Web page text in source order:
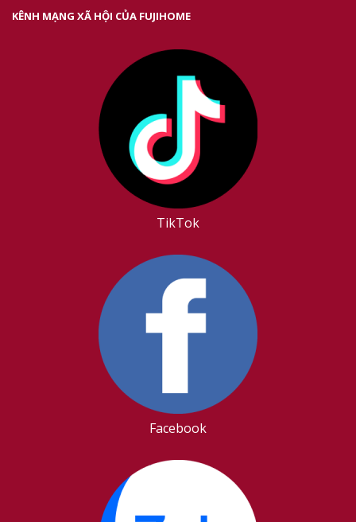
KÊNH MẠNG XÃ HỘI CỦA FUJIHOME
TikTok
Facebook